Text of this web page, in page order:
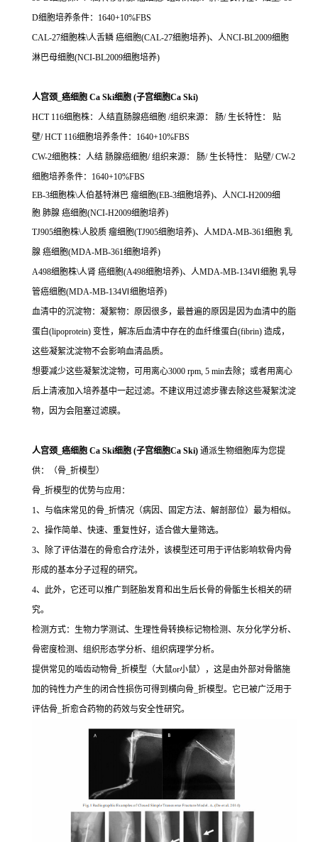
D细胞培养条件：1640+10%FBS
CAL-27细胞株\人舌鳞 癌细胞(CAL-27细胞培养)、人NCI-BL2009细胞
淋巴母细胞(NCI-BL2009细胞培养)
人宫颈_癌细胞 Ca Ski细胞 (子宫细胞Ca Ski)
HCT 116细胞株：人结直肠腺癌细胞 /组织来源： 肠/ 生长特性： 贴
壁/ HCT 116细胞培养条件：1640+10%FBS
CW-2细胞株：人结 肠腺癌细胞/ 组织来源： 肠/ 生长特性： 贴壁/ CW-2
细胞培养条件：1640+10%FBS
EB-3细胞株\人伯基特淋巴 瘤细胞(EB-3细胞培养)、人NCI-H2009细
胞 肺腺 癌细胞(NCI-H2009细胞培养)
TJ905细胞株\人胶质 瘤细胞(TJ905细胞培养)、人MDA-MB-361细胞 乳
腺 癌细胞(MDA-MB-361细胞培养)
A498细胞株\人肾 癌细胞(A498细胞培养)、人MDA-MB-134Ⅵ细胞 乳导
管癌细胞(MDA-MB-134Ⅵ细胞培养)
血清中的沉淀物：凝絮物：原因很多，最普遍的原因是因为血清中的脂
蛋白(lipoprotein) 变性，解冻后血清中存在的血纤维蛋白(fibrin) 造成，
这些凝絮沈淀物不会影响血清品质。
想要减少这些凝絮沈淀物，可用离心3000 rpm, 5 min去除；或者用离心
后上清液加入培养基中一起过滤。不建议用过滤步骤去除这些凝絮沈淀
物，因为会阻塞过滤膜。
人宫颈_癌细胞 Ca Ski细胞 (子宫细胞Ca Ski) 通派生物细胞库为您提
供：（骨_折模型）
骨_折模型的优势与应用：
1、与临床常见的骨_折情况（病因、固定方法、解剖部位）最为相似。
2、操作简单、快速、重复性好，适合做大量筛选。
3、除了评估潜在的骨愈合疗法外，该模型还可用于评估影响软骨内骨
形成的基本分子过程的研究。
4、此外，它还可以推广到胚胎发育和出生后长骨的骨骺生长相关的研
究。
检测方式：生物力学测试、生理性骨转换标记物检测、灰分化学分析、
骨密度检测、组织形态学分析、组织病理学分析。
提供常见的啮齿动物骨_折模型（大鼠or小鼠），这是由外部对骨骼施
加的钝性力产生的闭合性损伤可得到横向骨_折模型。它已被广泛用于
评估骨_折愈合药物的药效与安全性研究。